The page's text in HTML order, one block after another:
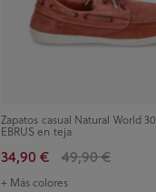
Zapatos casual Natural World
EBRUS en teja
34,90 € 49,90 €
+ Más colores